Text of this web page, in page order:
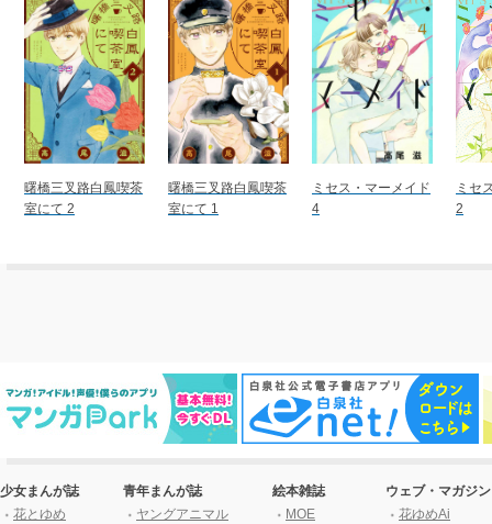
曙橋三叉路白鳳喫茶
室にて 2
曙橋三叉路白鳳喫茶
室にて 1
ミセス・マーメイド
4
ミセ
2
少女まんが誌
花とゆめ
青年まんが誌
ヤングアニマル
絵本雑誌
MOE
ウェブ・マガジン
花ゆめAi